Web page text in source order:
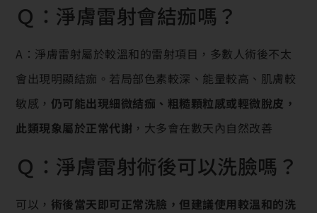
Ｑ：淨膚雷射會結痂嗎？
A：淨膚雷射屬於較溫和的雷射項目，多數人術後不太
會出現明顯結痂。若局部色素較深、能量較高、肌膚較
敏感， 仍可能出現細微結痂、粗糙顆粒感或輕微脫皮，
此類現象屬於正常代謝 ，大多會在數天內自然改善
Ｑ：淨膚雷射術後可以洗臉嗎？
可以， 術後當天即可正常洗臉，但建議使用較溫和的洗